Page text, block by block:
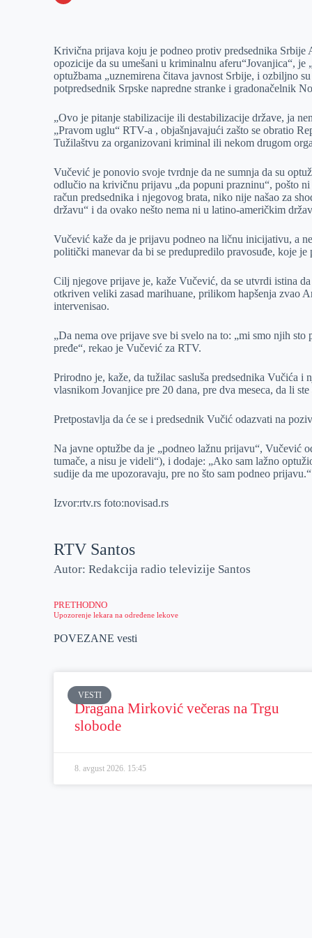
e
r
I
n
s
A
p
a
i
l
Krivična prijava koju je podneo protiv predsednika Srbije
opozicije da su umešani u kriminalnu aferu“Jovanjica“,
optužbama „uznemirena čitava javnost Srbije, i ozbiljno
potpredsednik Srpske napredne stranke i gradonačelnik
„Ovo je pitanje stabilizacije ili destabilizacije države, ja
„Pravom uglu“ RTV-a , objašnjavajući zašto se obratio
Tužilaštvu za organizovani kriminal ili nekom drugom
Vučević je ponovio svoje tvrdnje da ne sumnja da su
odlučio na krivičnu prijavu „da popuni prazninu“, pošto
račun predsednika i njegovog brata, niko nije našao za
državu“ i da ovako nešto nema ni u latino-američkim
Vučević kaže da je prijavu podneo na ličnu inicijativu, a
politički manevar da bi se predupredilo pravosuđe, koje
Cilj njegove prijave je, kaže Vučević, da se utvrdi istina
otkriven veliki zasad marihuane, prilikom hapšenja zvao
intervenisao.
„Da nema ove prijave sve bi svelo na to: „mi smo njih
pređe“, rekao je Vučević za RTV.
Prirodno je, kaže, da tužilac sasluša predsednika Vučića
vlasnikom Jovanjice pre 20 dana, pre dva meseca, da li
Pretpostavlja da će se i predsednik Vučić odazvati na
Na javne optužbe da je „podneo lažnu prijavu“, Vučević
tumače, a nisu je videli“), i dodaje: „Ako sam lažno
sudije da me upozoravaju, pre no što sam podneo prijavu.“
Izvor:rtv.rs foto:novisad.rs
RTV Santos
Autor: Redakcija radio televizije Santos
PRETHODNO
Upozorenje lekara na određene lekove
POVEZANE vesti
VESTI
Dragana Mirković večeras na Trgu
slobode
8. avgust 2026. 15:45